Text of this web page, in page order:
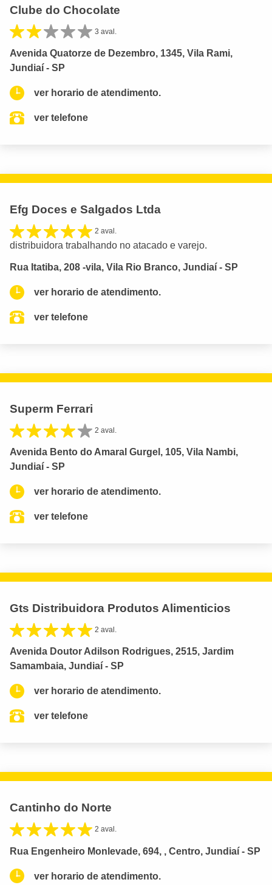
Clube do Chocolate
3 aval.
Avenida Quatorze de Dezembro, 1345, Vila Rami,
Jundiaí - SP
ver horario de atendimento.
ver telefone
Efg Doces e Salgados Ltda
2 aval.
distribuidora trabalhando no atacado e varejo.
Rua Itatiba, 208 -vila, Vila Rio Branco, Jundiaí - SP
ver horario de atendimento.
ver telefone
Superm Ferrari
2 aval.
Avenida Bento do Amaral Gurgel, 105, Vila Nambi,
Jundiaí - SP
ver horario de atendimento.
ver telefone
Gts Distribuidora Produtos Alimenticios
2 aval.
Avenida Doutor Adilson Rodrigues, 2515, Jardim
Samambaia, Jundiaí - SP
ver horario de atendimento.
ver telefone
Cantinho do Norte
2 aval.
Rua Engenheiro Monlevade, 694, , Centro, Jundiaí - SP
ver horario de atendimento.